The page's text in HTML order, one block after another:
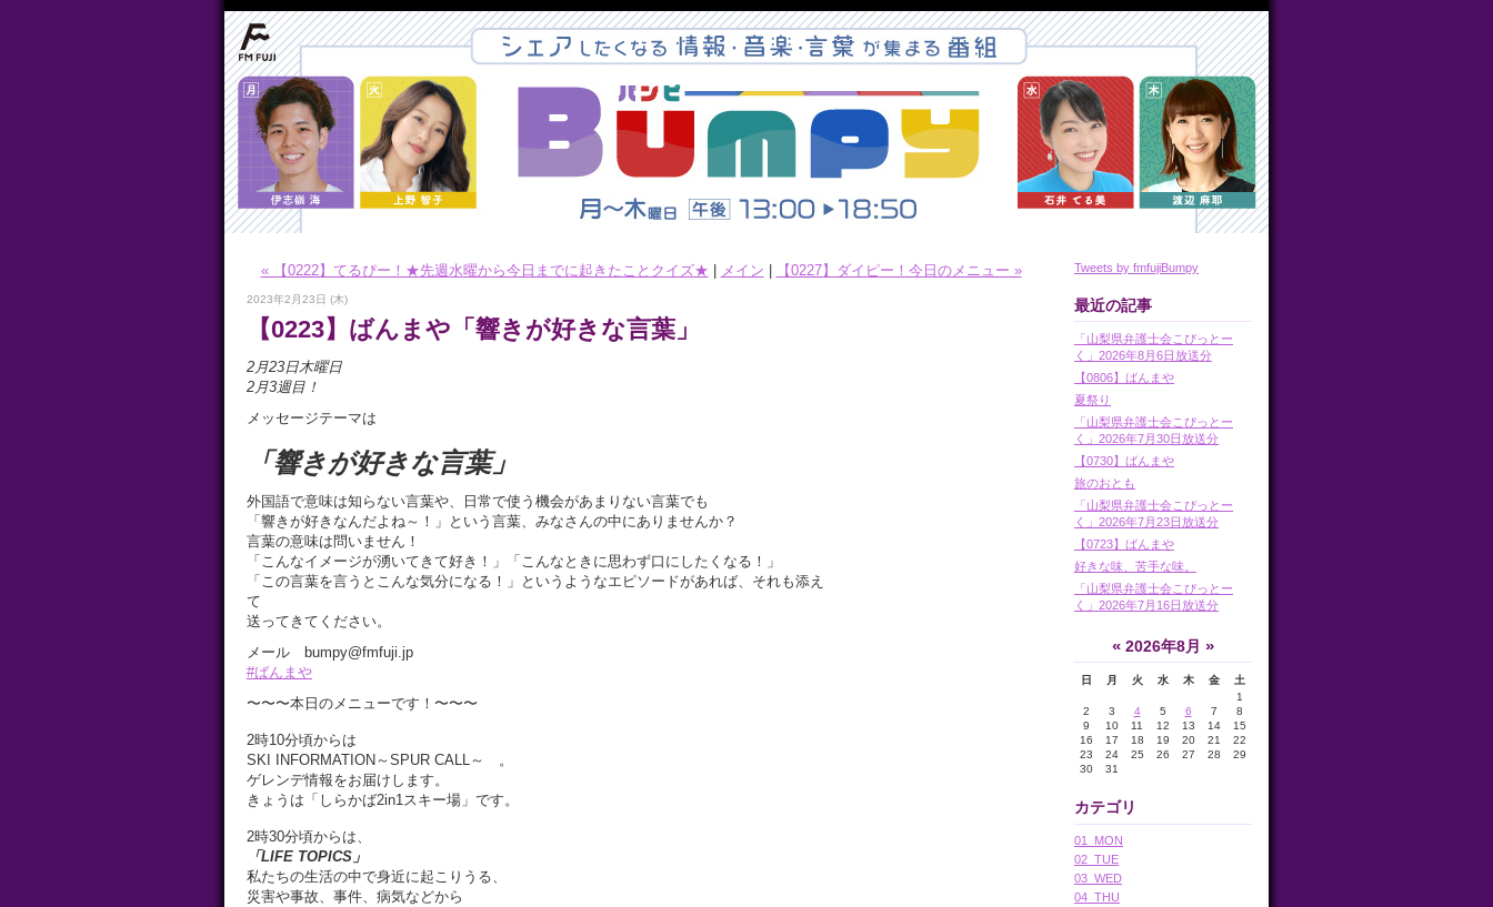
« 【0222】てるぴー！★先週水曜から今日までに起きたことクイズ★ メイン 【0227】ダイピー！今日のメニュー »
2023年2月23日 (木)
【0223】ばんまや「響きが好きな言葉」
2月23日木曜日
2月3週目！
メッセージテーマは
「響きが好きな言葉」
外国語で意味は知らない言葉や、日常で使う機会があまりない言葉でも
「響きが好きなんだよね～！」という言葉、みなさんの中にありませんか？
言葉の意味は問いません！
「こんなイメージが湧いてきて好き！」「こんなときに思わず口にしたくなる！」
「この言葉を言うとこんな気分になる！」というようなエピソードがあれば、それも添え
て
送ってきてください。
メール bumpy@fmfuji.jp
#ばんまや
〜〜〜本日のメニューです！〜〜〜
2時10分頃からは
SKI INFORMATION～SPUR CALL～ 。
ゲレンデ情報をお届けします。
きょうは「しらかば2in1スキー場」です。
2時30分頃からは、
「LIFE TOPICS」
私たちの生活の中で身近に起こりうる、
災害や事故、事件、病気などから
Tweets by fmfujiBumpy
最近の記事
「山梨県弁護士会こぴっとー
く」2026年8月6日放送分
【0806】ばんまや
夏祭り
「山梨県弁護士会こぴっとー
く」2026年7月30日放送分
【0730】ばんまや
旅のおとも
「山梨県弁護士会こぴっとー
く」2026年7月23日放送分
【0723】ばんまや
好きな味、苦手な味。
「山梨県弁護士会こぴっとー
く」2026年7月16日放送分
« 2026年8月 »
日 月 火 水 木 金
土
1
2
3 4 5 6 7
8
9
10 11 12 13 14
15
16
17 18 19 20 21
22
23
24 25 26 27 28
29
30
31
カテゴリ
01_MON
02_TUE
03_WED
04_THU